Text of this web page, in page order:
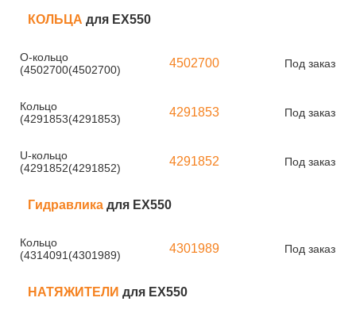
КОЛЬЦА для EX550
О-кольцо
(4502700(4502700)
4502700 Под заказ
Кольцо
(4291853(4291853)
4291853 Под заказ
U-кольцо
(4291852(4291852)
4291852 Под заказ
Гидравлика для EX550
Кольцо
(4314091(4301989)
4301989 Под заказ
НАТЯЖИТЕЛИ для EX550